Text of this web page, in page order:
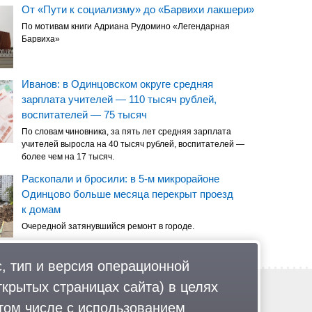
От «Пути к социализму» до «Барвихи лакшери»
По мотивам книги Адриана Рудомино «Легендарная
Барвиха»
Иванов: в Одинцовском округе средняя
зарплата учителей — 110 тысяч рублей,
воспитателей — 75 тысяч
По словам чиновника, за пять лет средняя зарплата
учителей выросла на 40 тысяч рублей, воспитателей —
более чем на 17 тысяч.
Раскопали и бросили: в 5-м микрорайоне
Одинцово больше месяца перекрыт проезд
к домам
Очередной затянувшийся ремонт в городе.
Обратная связь
Политика обработки персональных данных
тип и версия операционной
страницах сайта) в целях
числе с использованием